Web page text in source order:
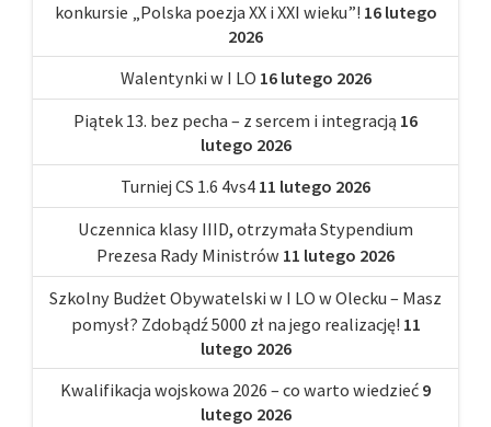
konkursie „Polska poezja XX i XXI wieku”! 16 lutego
2026
Walentynki w I LO 16 lutego 2026
Piątek 13. bez pecha – z sercem i integracją 16
lutego 2026
Turniej CS 1.6 4vs4 11 lutego 2026
Uczennica klasy IIID, otrzymała Stypendium
Prezesa Rady Ministrów 11 lutego 2026
Szkolny Budżet Obywatelski w I LO w Olecku – Masz
pomysł? Zdobądź 5000 zł na jego realizację! 11
lutego 2026
Kwalifikacja wojskowa 2026 – co warto wiedzieć 9
lutego 2026